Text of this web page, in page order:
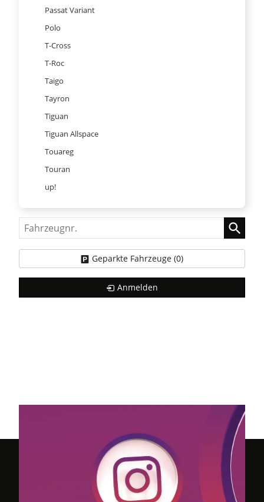
Passat Variant
Polo
T-Cross
T-Roc
Taigo
Tayron
Tiguan
Tiguan Allspace
Touareg
Touran
up!
Fahrzeugnr.
Geparkte Fahrzeuge (0)
Anmelden